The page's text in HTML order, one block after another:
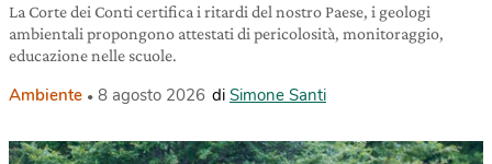
La Corte dei Conti certifica i ritardi del nostro Paese, i geologi
ambientali propongono attestati di pericolosità, monitoraggio,
educazione nelle scuole.
Ambiente 8 agosto 2026 di Simone Santi